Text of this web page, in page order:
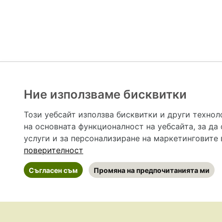
предназначена да служи само и единствено за
допълване на данните и за коригиране на
Ние използваме бисквитки
Този уебсайт използва бисквитки и други
на основната функционалност на уебсайта, за да
услуги и за персонализиране на
поверителност
Съгласен съм Промяна на предпочитанията ми